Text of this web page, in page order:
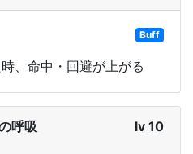
Buff
、命中・回避が上がる
呼吸 lv 10